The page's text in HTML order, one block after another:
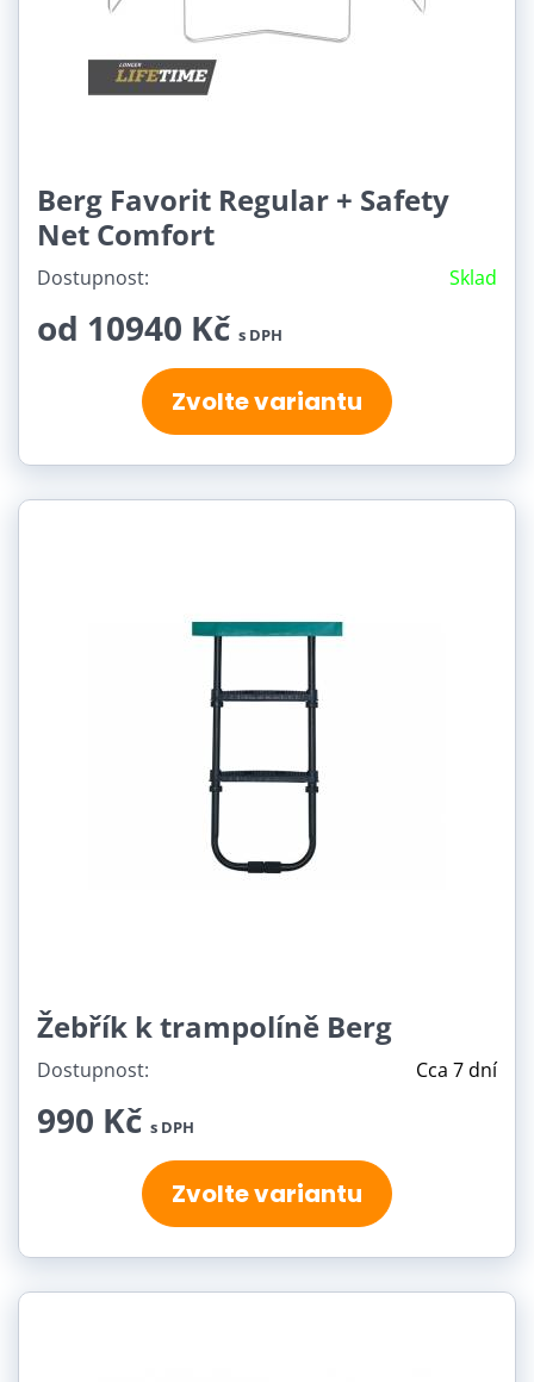
Berg Favorit Regular + Safety
Net Comfort
Dostupnost: Sklad
od 10940 Kč s DPH
Zvolte variantu
Žebřík k trampolíně Berg
Dostupnost: Cca 7 dní
990 Kč s DPH
Zvolte variantu